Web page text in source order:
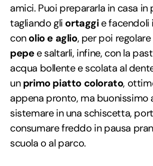
amici. Puoi prepararla in casa
tagliando gli ortaggie facendoli
conolio e aglio, per poi
pepee saltarli, infine, con la
acqua bollente e scolata al
unprimo piatto colorato,
appena pronto, ma buonissimo
sistemare in una schiscetta,
consumare freddo in pausa
scuola o al parco.